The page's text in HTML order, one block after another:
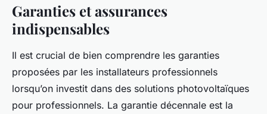
Garanties et assurances
indispensables
Il est crucial de bien comprendre les garanties
proposées par les installateurs professionnels
lorsqu’on investit dans des solutions photovoltaïques
pour professionnels. La garantie décennale est la